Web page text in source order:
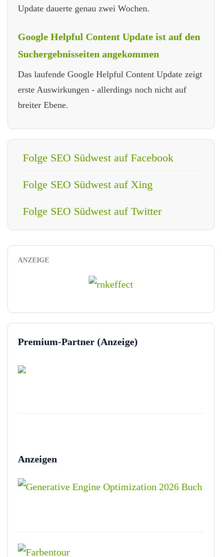
Update dauerte genau zwei Wochen.
Google Helpful Content Update ist auf den
Suchergebnisseiten angekommen
Das laufende Google Helpful Content Update zeigt
erste Auswirkungen - allerdings noch nicht auf
breiter Ebene.
Folge SEO Südwest auf Facebook
Folge SEO Südwest auf Xing
Folge SEO Südwest auf Twitter
ANZEIGE
Premium-Partner (Anzeige)
Anzeigen